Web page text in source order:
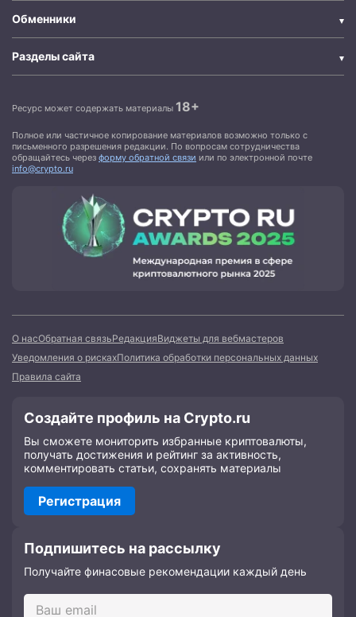
Обменники
Разделы сайта
Ресурс может содержать материалы 18+
Полное или частичное копирование материалов возможно только с
письменного разрешения редакции. По вопросам сотрудничества
обращайтесь через форму обратной связи или по электронной почте
info@crypto.ru
О насОбратная связьРедакцияВиджеты для вебмастеров
Уведомления о рискахПолитика обработки персональных данных
Правила сайта
Создайте профиль на Crypto.ru
Вы сможете мониторить избранные криптовалюты,
получать достижения и рейтинг за активность,
комментировать статьи, сохранять материалы
Регистрация
Подпишитесь на рассылку
Получайте финасовые рекомендации каждый день